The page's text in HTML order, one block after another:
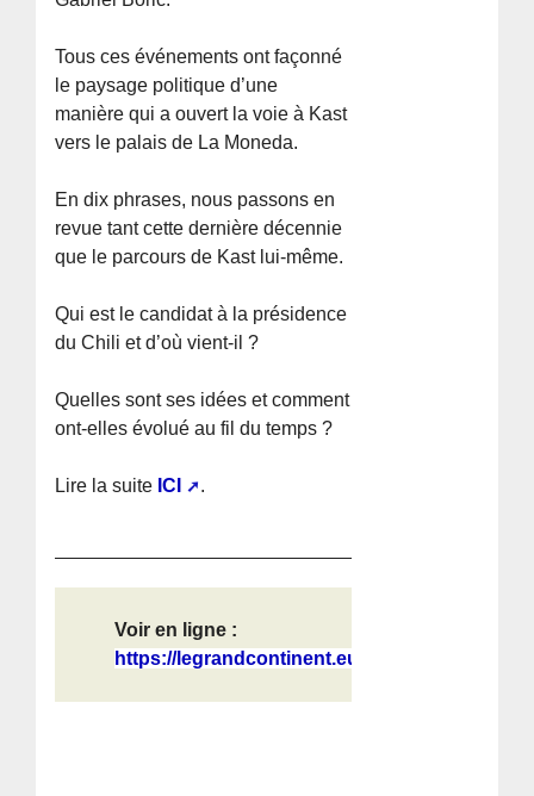
Tous ces événements ont façonné
le paysage politique d’une
manière qui a ouvert la voie à Kast
vers le palais de La Moneda.
En dix phrases, nous passons en
revue tant cette dernière décennie
que le parcours de Kast lui-même.
Qui est le candidat à la présidence
du Chili et d’où vient-il ?
Quelles sont ses idées et comment
ont-elles évolué au fil du temps ?
Lire la suite ICI .
Voir en ligne :
https://legrandcontinent.eu/fr/2025...